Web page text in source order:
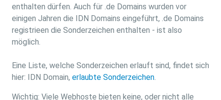
enthalten dürfen. Auch für .de Domains wurden vor
einigen Jahren die IDN Domains eingeführt, .de Domains
registrieen die Sonderzeichen enthalten - ist also
möglich.
Eine Liste, welche Sonderzeichen erlauft sind, findet sich
hier: IDN Domain, erlaubte Sonderzeichen.
Wichtig: Viele Webhoste bieten keine, oder nicht alle